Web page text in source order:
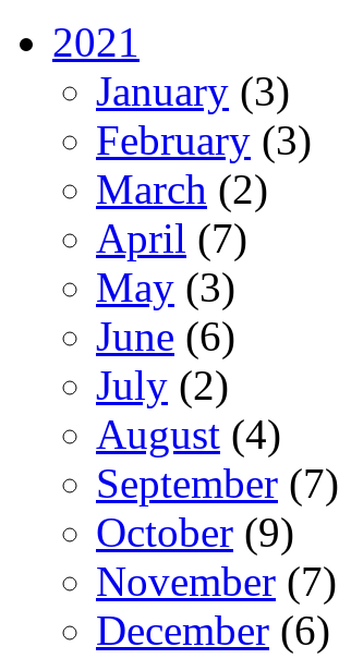
2021
January (3)
February (3)
March (2)
April (7)
May (3)
June (6)
July (2)
August (4)
September (7)
October (9)
November (7)
December (6)